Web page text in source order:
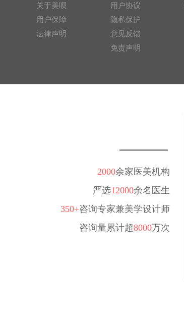
关于美呗
用户保障
法律声明
用户协议
隐私保护
意见反馈
免责声明
2000余家医美机构
严选12000余名医生
350+咨询专家兼美学设计师
咨询量累计超8000万次